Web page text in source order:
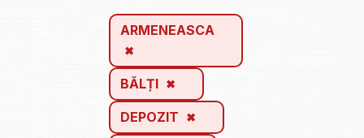
ARMENEASCA
BĂLȚI
DEPOZIT